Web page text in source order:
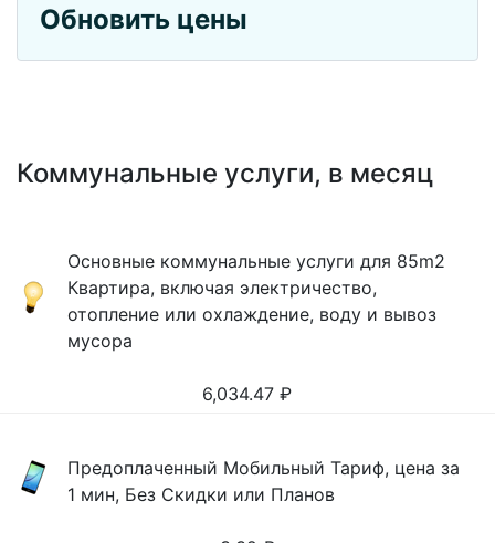
Обновить цены
Коммунальные услуги, в месяц
Основные коммунальные услуги для 85m2
Квартира, включая электричество,
отопление или охлаждение, воду и вывоз
мусора
6,034.47 ₽
Предоплаченный Мобильный Тариф, цена за
1 мин, Без Скидки или Планов